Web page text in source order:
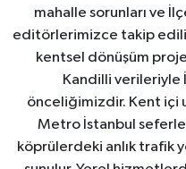
mahalle sorunları ve
editörlerimizce takip
kentsel dönüşüm
Kandilli verileriyle
önceliğimizdir. Kent içi
Metro İstanbul
köprülerdeki anlık trafik